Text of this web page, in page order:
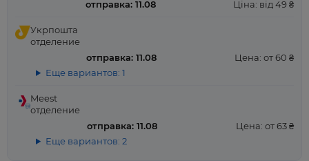
отправка: 11.08
Ціна: від 49 ₴
Укрпошта
отделение
отправка: 11.08
Цена: от 60 ₴
Еще вариантов: 1
Meest
отделение
отправка: 11.08
Цена: от 63 ₴
Еще вариантов: 2